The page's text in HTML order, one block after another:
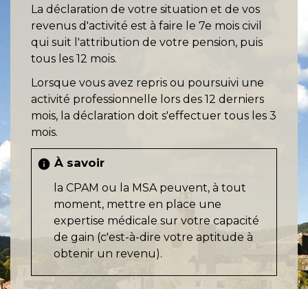
La déclaration de votre situation et de vos
revenus d'activité est à faire le 7e mois civil
qui suit l'attribution de votre pension, puis
tous les 12 mois.
Lorsque vous avez repris ou poursuivi une
activité professionnelle lors des 12 derniers
mois, la déclaration doit s'effectuer tous les 3
mois.
info À savoir
la CPAM ou la MSA peuvent, à tout
moment, mettre en place une
expertise médicale sur votre capacité
de gain (c'est-à-dire votre aptitude à
obtenir un revenu).